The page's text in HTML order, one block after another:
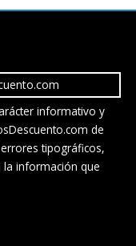
informativo y
de
tipográficos,
la información que